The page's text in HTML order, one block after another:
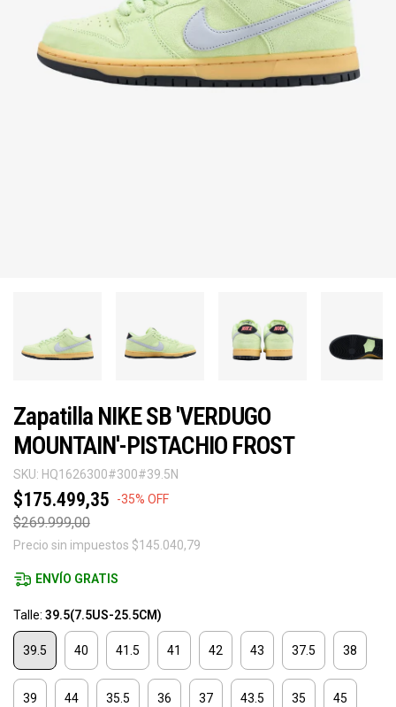
Zapatilla NIKE SB 'VERDUGO
MOUNTAIN'-PISTACHIO FROST
SKU: HQ1626300#300#39.5N
$175.499,35 -35% OFF
$269.999,00
Precio sin impuestos $145.040,79
ENVÍO GRATIS
Talle: 39.5(7.5US-25.5CM)
39.5 40 41.5 41 42 43 37.5 38
39 44 35.5 36 37 43.5 35 45